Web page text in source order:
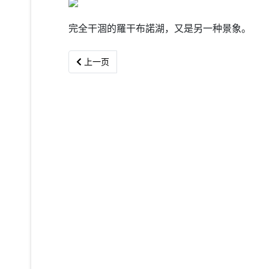
完全干涸的羅干布諾湖，又是另一种景象。
上一篇文章: 最好的养老方式
上一页